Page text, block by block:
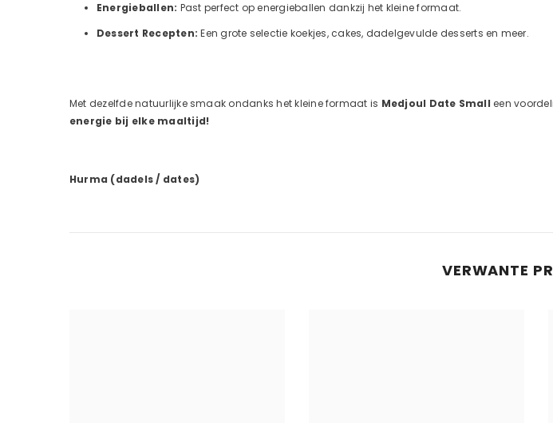
Energieballen: Past perfect op energieballen dankzij het kleine formaat.
Dessert Recepten: Een grote selectie koekjes, cakes, dadelgevulde desserts en meer.
Met dezelfde natuurlijke smaak ondanks het kleine formaat is Medjoul Date Small een
energie bij elke maaltijd!
Hurma (dadels / dates)
VERWANTE